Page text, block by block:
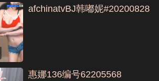
afchinatvBJ韩嘟妮#20200828
惠娜136编号62205568